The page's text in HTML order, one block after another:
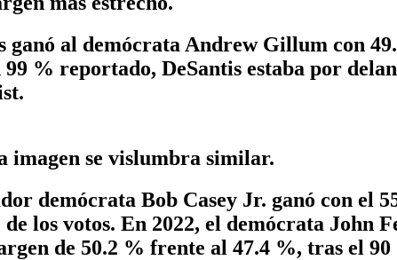
al demócrata Andrew Gillum con
% reportado, DeSantis estaba por
imagen se vislumbra similar.
demócrata Bob Casey Jr. ganó con el
los votos. En 2022, el demócrata John
de 50.2 % frente al 47.4 %, tras el